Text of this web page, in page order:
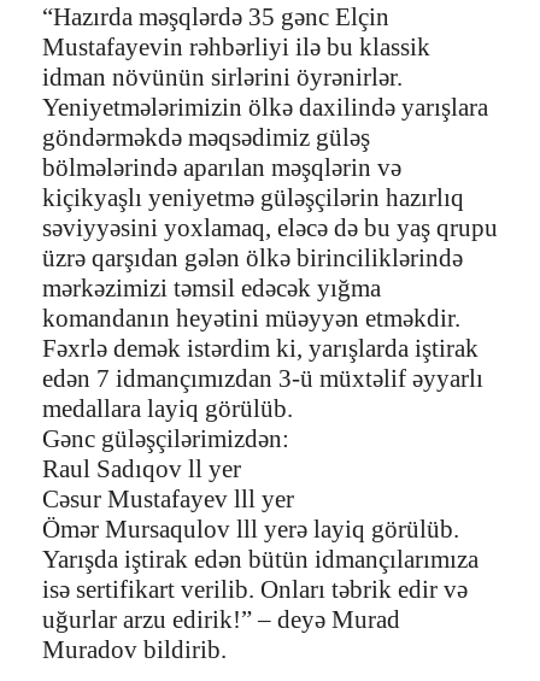
“Hazırda məşqlərdə 35 gənc Elçin
Mustafayevin rəhbərliyi ilə bu klassik
idman növünün sirlərini öyrənirlər.
Yeniyetmələrimizin ölkə daxilində yarışlara
göndərməkdə məqsədimiz güləş
bölmələrində aparılan məşqlərin və
kiçikyaşlı yeniyetmə güləşçilərin hazırlıq
səviyyəsini yoxlamaq, eləcə də bu yaş qrupu
üzrə qarşıdan gələn ölkə birinciliklərində
mərkəzimizi təmsil edəcək yığma
komandanın heyətini müəyyən etməkdir.
Fəxrlə demək istərdim ki, yarışlarda iştirak
edən 7 idmançımızdan 3-ü müxtəlif əyyarlı
medallara layiq görülüb.
Gənc güləşçilərimizdən:
Raul Sadıqov ll yer
Cəsur Mustafayev lll yer
Ömər Mursaqulov lll yerə layiq görülüb.
Yarışda iştirak edən bütün idmançılarımıza
isə sertifikart verilib. Onları təbrik edir və
uğurlar arzu edirik!” – deyə Murad
Muradov bildirib.